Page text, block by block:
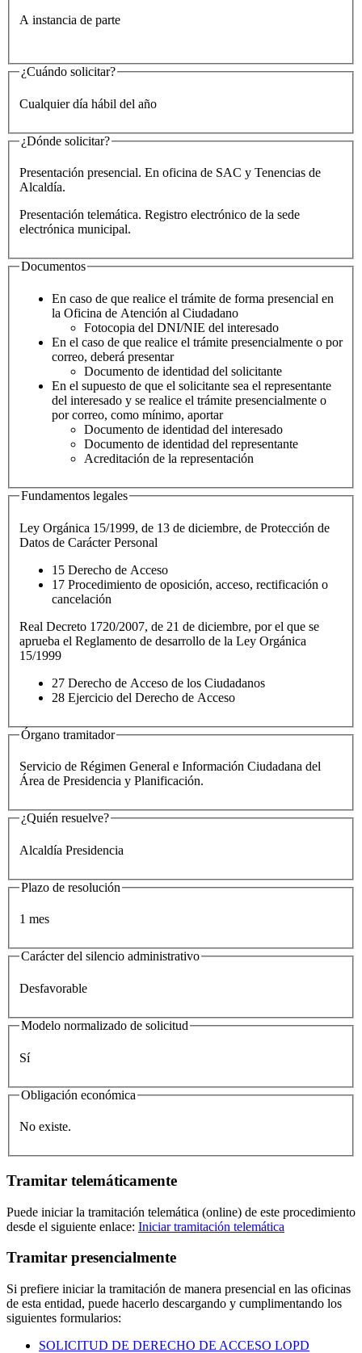
A instancia de parte
¿Cuándo solicitar?
Cualquier día hábil del año
¿Dónde solicitar?
Presentación presencial. En oficina de SAC y Tenencias de
Alcaldía.
Presentación telemática. Registro electrónico de la sede
electrónica municipal.
Documentos
En caso de que realice el trámite de forma presencial en
la Oficina de Atención al Ciudadano
Fotocopia del DNI/NIE del interesado
En el caso de que realice el trámite presencialmente o por
correo, deberá presentar
Documento de identidad del solicitante
En el supuesto de que el solicitante sea el representante
del interesado y se realice el trámite presencialmente o
por correo, como mínimo, aportar
Documento de identidad del interesado
Documento de identidad del representante
Acreditación de la representación
Fundamentos legales
Ley Orgánica 15/1999, de 13 de diciembre, de Protección de
Datos de Carácter Personal
15 Derecho de Acceso
17 Procedimiento de oposición, acceso, rectificación o
cancelación
Real Decreto 1720/2007, de 21 de diciembre, por el que se
aprueba el Reglamento de desarrollo de la Ley Orgánica
15/1999
27 Derecho de Acceso de los Ciudadanos
28 Ejercicio del Derecho de Acceso
Órgano tramitador
Servicio de Régimen General e Información Ciudadana del
Área de Presidencia y Planificación.
¿Quién resuelve?
Alcaldía Presidencia
Plazo de resolución
1 mes
Carácter del silencio administrativo
Desfavorable
Modelo normalizado de solicitud
Sí
Obligación económica
No existe.
Tramitar telemáticamente
Puede iniciar la tramitación telemática (online) de este procedimiento
desde el siguiente enlace: Iniciar tramitación telemática
Tramitar presencialmente
Si prefiere iniciar la tramitación de manera presencial en las oficinas
de esta entidad, puede hacerlo descargando y cumplimentando los
siguientes formularios:
SOLICITUD DE DERECHO DE ACCESO LOPD